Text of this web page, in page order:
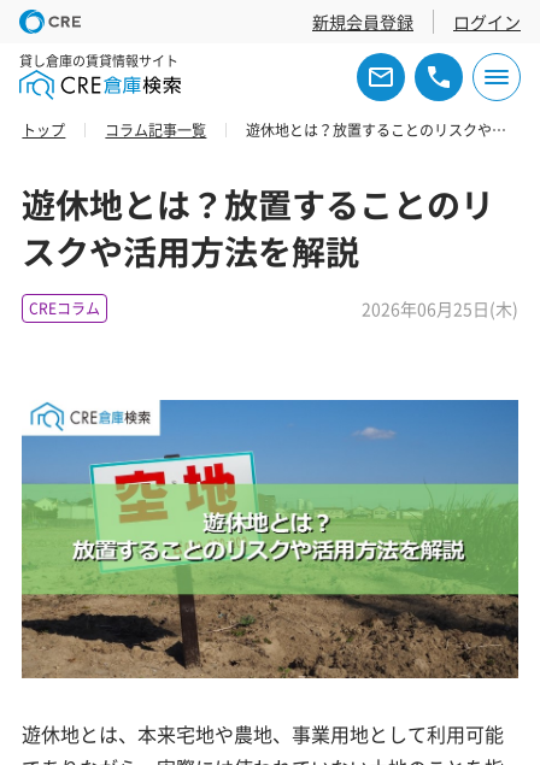
新規会員登録 ログイン
貸し倉庫の賃貸情報サイト
トップ コラム記事一覧 遊休地とは？放置することのリスクや活用方法を解説
遊休地とは？放置することのリ
スクや活用方法を解説
CREコラム 2026年06月25日(木)
遊休地とは、本来宅地や農地、事業用地として利用可能